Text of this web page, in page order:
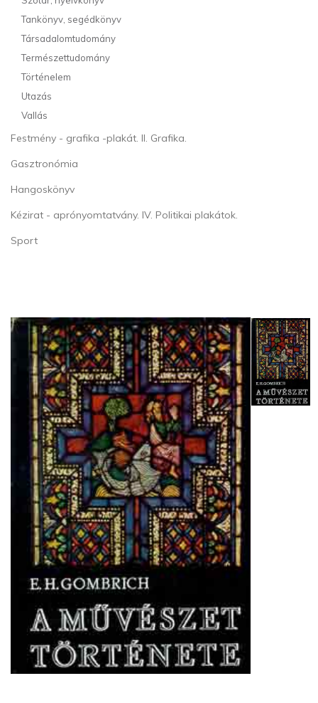
Tankönyv, segédkönyv
Társadalomtudomány
Természettudomány
Történelem
Utazás
Vallás
Festmény - grafika -plakát. II. Grafika.
Gasztronómia
Hangoskönyv
Kézirat - aprónyomtatvány. IV. Politikai plakátok.
Sport